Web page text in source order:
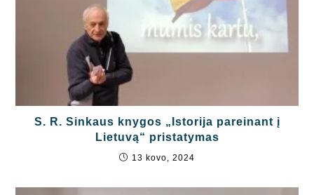
S. R. Sinkaus knygos „Istorija pareinant į
Lietuvą“ pristatymas
13 kovo, 2024